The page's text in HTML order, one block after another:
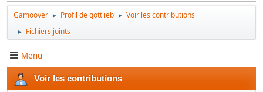
Gamoover ► Profil de gottlieb ► Voir les contributions
► Fichiers joints
Menu
Voir les contributions